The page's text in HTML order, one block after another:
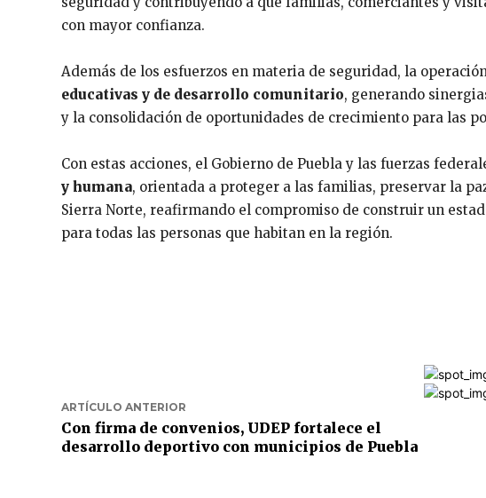
con mayor confianza.
Además de los esfuerzos en materia de seguridad, la
educativas y de desarrollo comunitario, generando
y la consolidación de oportunidades de crecimiento para las
Con estas acciones, el Gobierno de Puebla y las fuerzas
y humana, orientada a proteger a las familias, preservar la
Sierra Norte, reafirmando el compromiso de construir un
para todas las personas que habitan en la región.
ARTÍCULO ANTERIOR
Con firma de convenios, UDEP fortalece el
desarrollo deportivo con municipios de Puebla